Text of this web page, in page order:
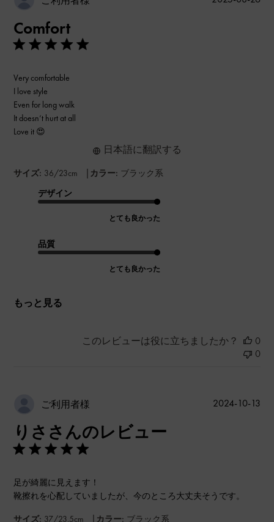
Comfort
Very comfortable
I love style
Even for long walk
It doesn’t hurt at all
Love it 😍
サイズ: 36/23cm | カラー: ブラック系
デザイン
とても良かった
品質
とても良かった
もっと見る
日本語に翻訳する
このレビューは役に立ちましたか？
0
0
ご利用者様
りささんのレビュー
足が綺麗に見えます！
靴擦れを心配していましたが、今のところ大丈夫そうです。
サイズ: 37/23.5cm | カラー: ブラック系
公
2024-10-13